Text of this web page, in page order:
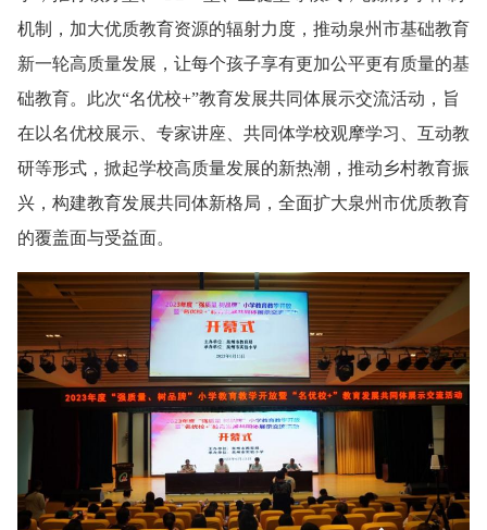
机制，加大优质教育资源的辐射力度，推动泉州市基础教育
新一轮高质量发展，让每个孩子享有更加公平更有质量的基
础教育。此次“名优校+”教育发展共同体展示交流活动，旨
在以名优校展示、专家讲座、共同体学校观摩学习、互动教
研等形式，掀起学校高质量发展的新热潮，推动乡村教育振
兴，构建教育发展共同体新格局，全面扩大泉州市优质教育
的覆盖面与受益面。